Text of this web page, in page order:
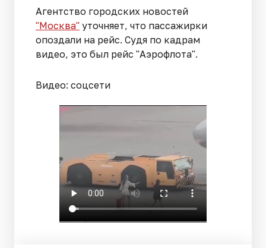
Агентство городских новостей
"Москва" уточняет, что пассажирки
опоздали на рейс. Судя по кадрам
видео, это был рейс "Аэрофлота".
Видео: соцсети